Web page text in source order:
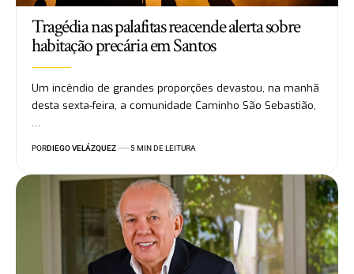
Tragédia nas palafitas reacende alerta sobre
habitação precária em Santos
Um incêndio de grandes proporções devastou, na manhã
desta sexta-feira, a comunidade Caminho São Sebastião,
…
PORDIEGO VELÁZQUEZ 5 MIN DE LEITURA